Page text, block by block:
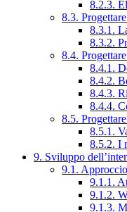
8.2.3.
8.3.
8.3.1.
8.3.2.
8.4.
8.4.1.
8.4.2.
8.4.3.
8.4.4.
8.5.
8.5.1.
8.5.2. I
9. Sviluppo
9.1.
9.1.1.
9.1.2.
9.1.3.